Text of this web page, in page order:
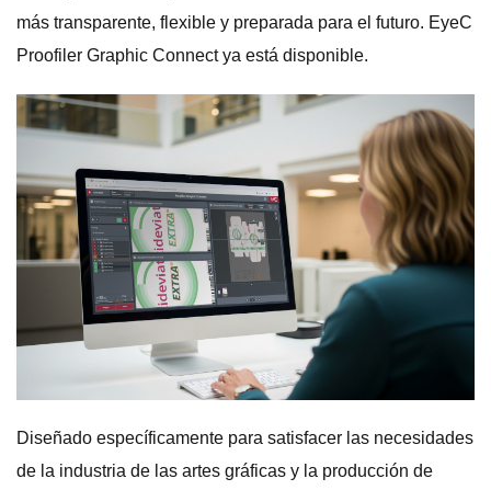
más transparente, flexible y preparada para el futuro. EyeC
Proofiler Graphic Connect ya está disponible.
Diseñado específicamente para satisfacer las necesidades
de la industria de las artes gráficas y la producción de